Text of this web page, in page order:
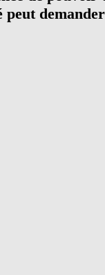
peut